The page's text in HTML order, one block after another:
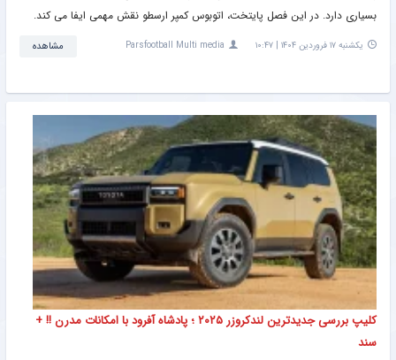
بسیاری دارد. در این فصل پایتخت، اتوبوس کمپر ارسطو نقش مهمی ایفا می کند.
یکشنبه ۱۷ فروردین ۱۴۰۴ | ۱۰:۴۷ Parsfootball Multi media مشاهده
کلیپ بررسی جدیدترین لندکروزر ۲۰۲۵ ؛ پادشاه آفرود با امکانات مدرن !! +
سند